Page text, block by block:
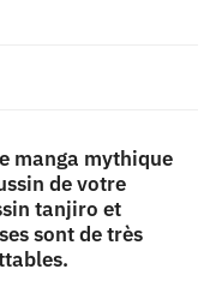
manga mythique
de votre
tanjiro et
sont de très